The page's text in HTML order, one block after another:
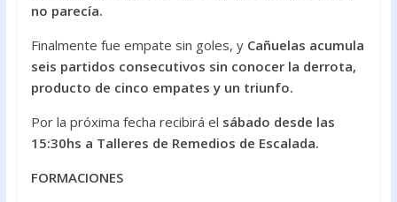
no parecía.
Finalmente fue empate sin goles, yCañuelas acumula
seis partidos consecutivos sin conocer la derrota,
producto de cinco empates y un triunfo.
Por la próxima fecha recibirá el sábado desde las
15:30hs a Talleres de Remedios de Escalada.
FORMACIONES